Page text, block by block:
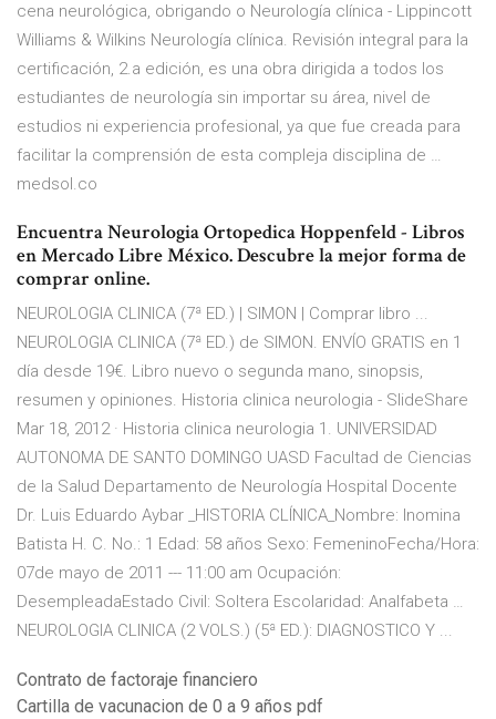
cena neurológica, obrigando o Neurología clínica - Lippincott
Williams & Wilkins Neurología clínica. Revisión integral para la
certificación, 2.a edición, es una obra dirigida a todos los
estudiantes de neurología sin importar su área, nivel de
estudios ni experiencia profesional, ya que fue creada para
facilitar la comprensión de esta compleja disciplina de …
medsol.co
Encuentra Neurologia Ortopedica Hoppenfeld - Libros
en Mercado Libre México. Descubre la mejor forma de
comprar online.
NEUROLOGIA CLINICA (7ª ED.) | SIMON | Comprar libro ...
NEUROLOGIA CLINICA (7ª ED.) de SIMON. ENVÍO GRATIS en 1
día desde 19€. Libro nuevo o segunda mano, sinopsis,
resumen y opiniones. Historia clinica neurologia - SlideShare
Mar 18, 2012 · Historia clinica neurologia 1. UNIVERSIDAD
AUTONOMA DE SANTO DOMINGO UASD Facultad de Ciencias
de la Salud Departamento de Neurología Hospital Docente
Dr. Luis Eduardo Aybar _HISTORIA CLÍNICA_Nombre: Inomina
Batista H. C. No.: 1 Edad: 58 años Sexo: FemeninoFecha/Hora:
07de mayo de 2011 --- 11:00 am Ocupación:
DesempleadaEstado Civil: Soltera Escolaridad: Analfabeta …
NEUROLOGIA CLINICA (2 VOLS.) (5ª ED.): DIAGNOSTICO Y ...
Contrato de factoraje financiero
Cartilla de vacunacion de 0 a 9 años pdf